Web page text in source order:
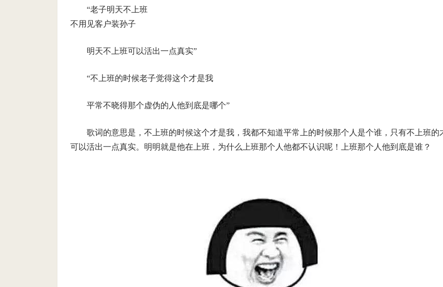
“老子明天不上班
不用见客户装孙子
明天不上班可以活出一点真实”
“不上班的时候老子觉得这个才是我
平常不晓得那个虚伪的人他到底是哪个”
歌词的意思是，不上班的时候这个才是我，我都不知道平常上的时候那个人是个谁，只有不上班的
可以活出一点真实。明明就是他在上班，为什么上班那个人他都不认识呢！上班那个人他到底是谁？